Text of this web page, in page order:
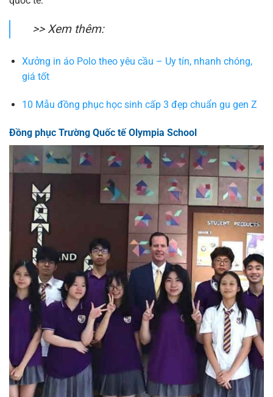
>> Xem thêm:
Xưởng in áo Polo theo yêu cầu – Uy tín, nhanh chóng,
giá tốt
10 Mẫu đồng phục học sinh cấp 3 đẹp chuẩn gu gen Z
Đồng phục Trường Quốc tế Olympia School